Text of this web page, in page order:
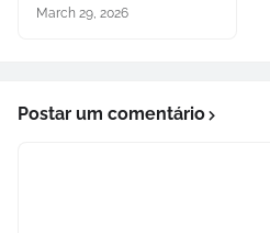
March 29, 2026
Postar um comentário